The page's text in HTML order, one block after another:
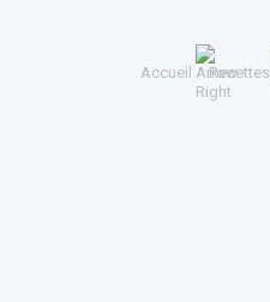
Accueil Recettes